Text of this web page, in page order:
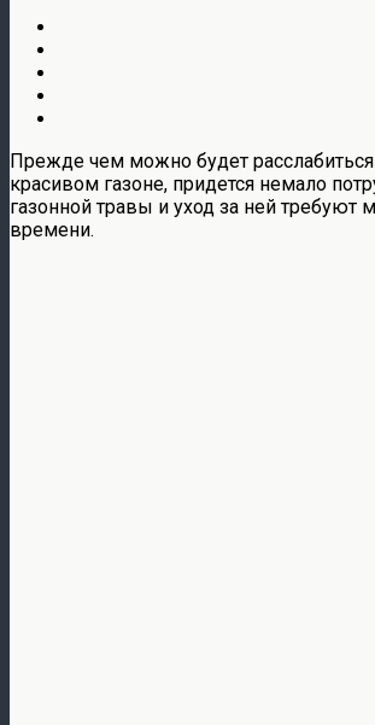
Прежде чем можно будет
красивом газоне, придется немало
газонной травы и уход за ней требуют
времени.